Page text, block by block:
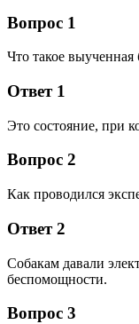
Вопрос 1
Что такое
Ответ 1
Это состояние, при
Вопрос 2
Как проводился
Ответ 2
Собакам давали
беспомощности.
Вопрос 3